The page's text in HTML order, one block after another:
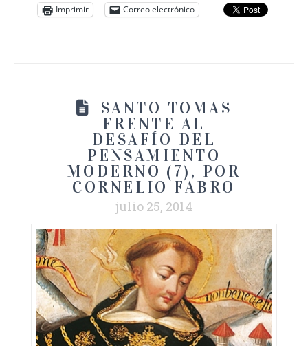
Imprimir Correo electrónico
SANTO TOMAS
FRENTE AL
DESAFÍO DEL
PENSAMIENTO
MODERNO (7), POR
CORNELIO FABRO
julio 25, 2014